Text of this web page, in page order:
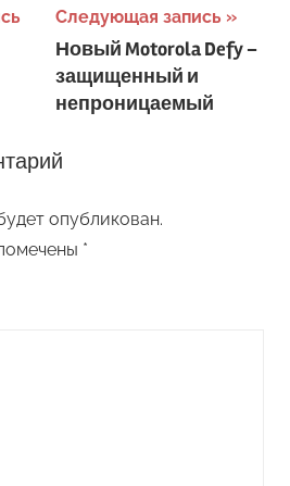
Следующая запись
Новый Motorola Defy –
защищенный и
непроницаемый
опубликован.
*